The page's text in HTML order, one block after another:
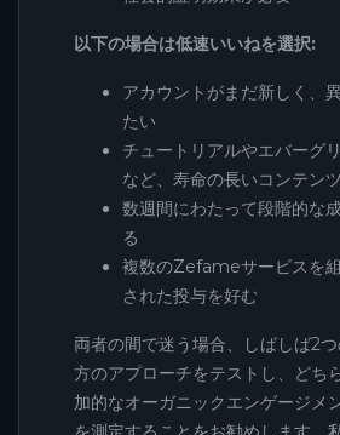
以下の場合は低速いいねを選択:
アカウントがまだ新しく、
たい
チュートリアルやエバーグ
など、寿命の長いコンテン
数週間にわたって段階的な
る
複数のZefameサービスを
された投与を好む
両者の間で迷う場合、しばしば2
方のアプローチをテストし、どち
加的なオーガニックエンゲージメ